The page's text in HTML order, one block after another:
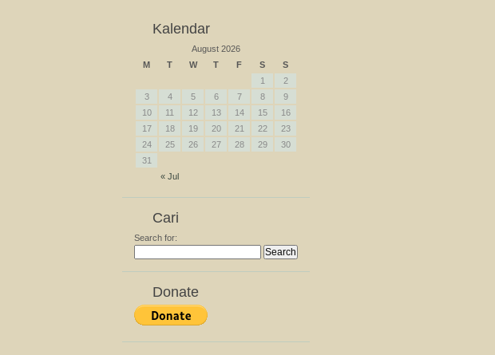
Kalendar
August 2026
M
T W T F S S
« Jul
1
2
3
4 5 6 7 8
9
10
11 12 13 14 15
16
17
18 19 20 21 22
23
24
25 26 27 28 29
30
31
Cari
Search for:
Donate